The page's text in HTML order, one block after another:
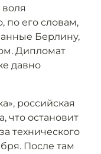
по его словам,
Берлину,
Дипломат
давно
российская
что остановит
технического
После там